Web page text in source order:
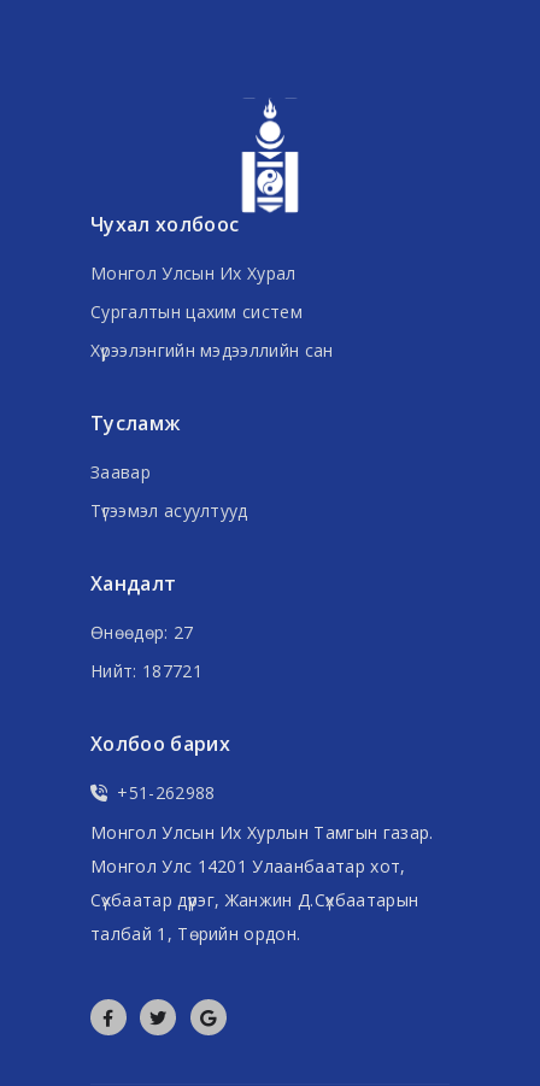
Чухал холбоос
Монгол Улсын Их Хурал
Сургалтын цахим систем
Хүрээлэнгийн мэдээллийн сан
Тусламж
Заавар
Түгээмэл асуултууд
Хандалт
Өнөөдөр: 27
Нийт: 187721
Холбоо барих
+51-262988
Монгол Улсын Их Хурлын Тамгын газар.
Монгол Улс 14201 Улаанбаатар хот,
Сүхбаатар дүүрэг, Жанжин Д.Сүхбаатарын
талбай 1, Төрийн ордон.